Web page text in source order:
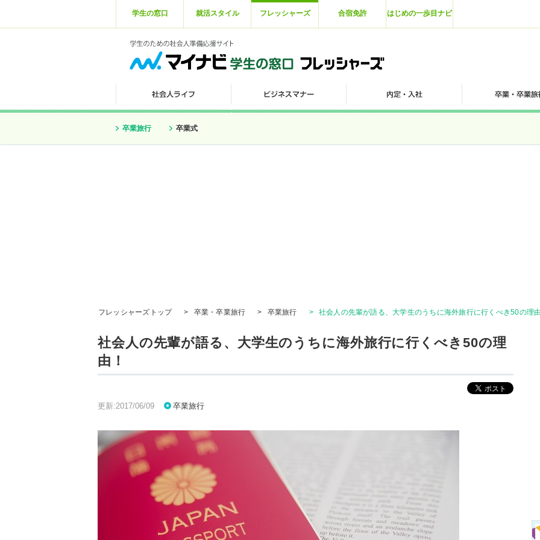
学生の窓口 就活スタイル フレッシャーズ 合宿免許 はじめの一歩目ナビ
卒業旅行 卒業式
フレッシャーズトップ > 卒業・卒業旅行 > 卒業旅行 > 社会人の先輩が語る、大学生のうちに海外旅行に行くべき50の理
社会人の先輩が語る、大学生のうちに海外旅行に行くべき50の理
由！
更新:2017/06/09 卒業旅行